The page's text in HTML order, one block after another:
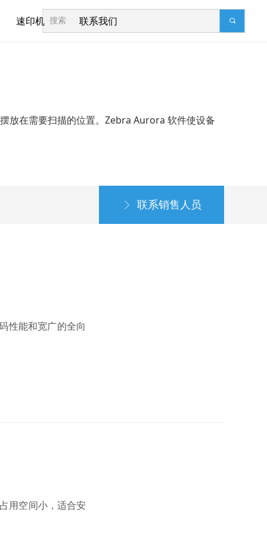
끠
速印机 联系我们
放在需要扫描的位置。Zebra Aurora 软件使设备
ꁕ 联系销售人员
性能和宽广的全向
用空间小，适合安